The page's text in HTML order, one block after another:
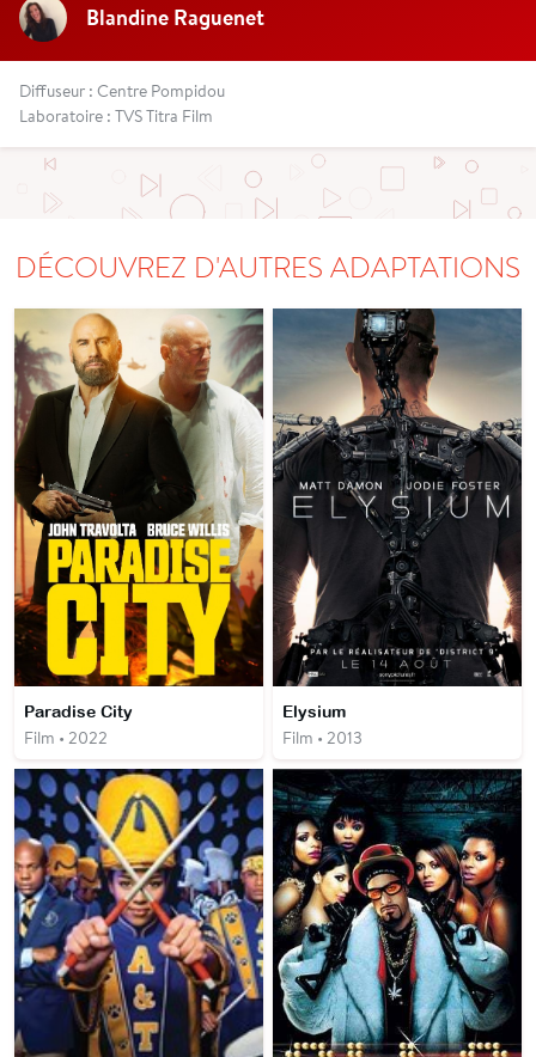
Blandine Raguenet
Diffuseur : Centre Pompidou
Laboratoire : TVS Titra Film
DÉCOUVREZ D'AUTRES ADAPTATIONS
Paradise City
Film • 2022
Elysium
Film • 2013